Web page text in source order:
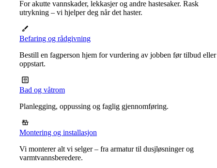
For akutte vannskader, lekkasjer og andre hastesaker. Rask
utrykning – vi hjelper deg når det haster.
Befaring og rådgivning
Bestill en fagperson hjem for vurdering av jobben før tilbud eller
oppstart.
Bad og våtrom
Planlegging, oppussing og faglig gjennomføring.
Montering og installasjon
Vi monterer alt vi selger – fra armatur til dusjløsninger og
varmtvannsberedere.